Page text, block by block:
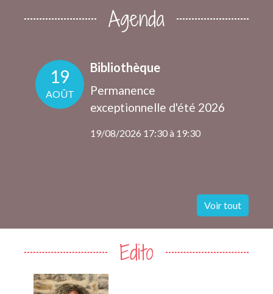
Agenda
19
AOÛT
Bibliothèque
Permanence
exceptionnelle d'été 2026
19/08/2026 17:30 à 19:30
Voir tout
Edito